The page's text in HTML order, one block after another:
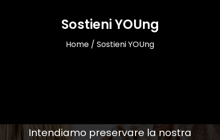
Sostieni YOUng
Home / Sostieni YOUng
Intendiamo preservare la nostra